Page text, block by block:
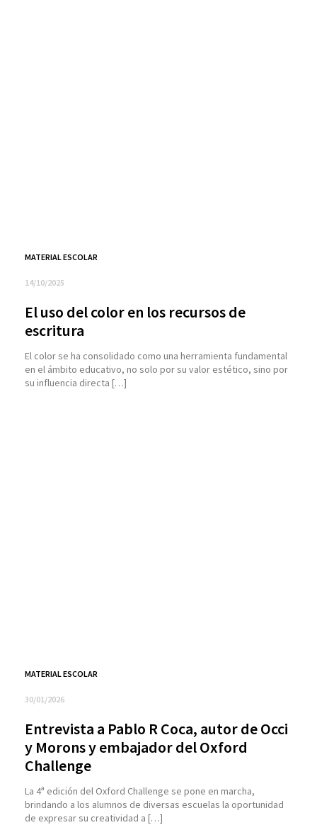
MATERIAL ESCOLAR
14/10/2025
El uso del color en los recursos de
escritura
El color se ha consolidado como una herramienta fundamental
en el ámbito educativo, no solo por su valor estético, sino por
su influencia directa […]
MATERIAL ESCOLAR
30/01/2026
Entrevista a Pablo R Coca, autor de Occi
y Morons y embajador del Oxford
Challenge
La 4ª edición del Oxford Challenge se pone en marcha,
brindando a los alumnos de diversas escuelas la oportunidad
de expresar su creatividad a […]